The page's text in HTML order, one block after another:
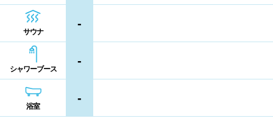
サウナ
-
シャワーブース
-
浴室
-
福岡県
熊本県
鹿児島県
貴重品ロッカー
コイン返却式ロッカー
シャンプー類 メイク落とし
営業時間